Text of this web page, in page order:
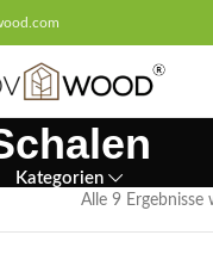
Kategorien
Alle 9 Ergebnisse